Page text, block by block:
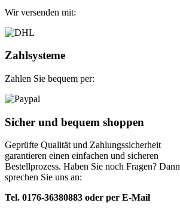
Wir versenden mit:
Zahlsysteme
Zahlen Sie bequem per:
Sicher und bequem shoppen
Geprüfte Qualität und Zahlungssicherheit
garantieren einen einfachen und sicheren
Bestellprozess. Haben Sie noch Fragen? Dann
sprechen Sie uns an:
Tel. 0176-36380883 oder per E-Mail